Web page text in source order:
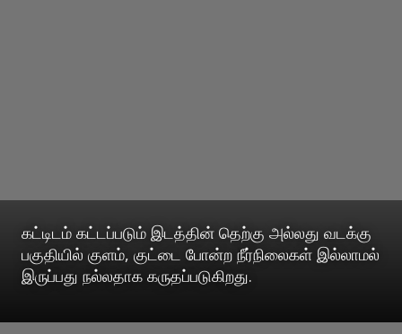
கட்டிடம் கட்டப்படும் இடத்தின் தெற்கு அல்லது வடக்கு
பகுதியில் குளம், குட்டை போன்ற நீர்நிலைகள் இல்லாமல்
இருப்பது நல்லதாக கருதப்படுகிறது.